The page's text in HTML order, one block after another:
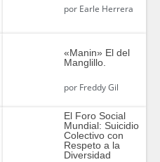
porEarle Herrera
«Manin» El del
Manglillo.
porFreddy Gil
El Foro Social
Mundial: Suicidio
Colectivo con
Respeto a la
Diversidad